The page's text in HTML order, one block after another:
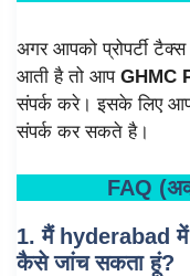
अगर आपको प्रोपर्टी
आती है तो आप GHMC
संपर्क करे। इसके लिए
संपर्क कर सकते है।
FAQ
1. मैं hyderabad
कैसे जांच सकता हूं?